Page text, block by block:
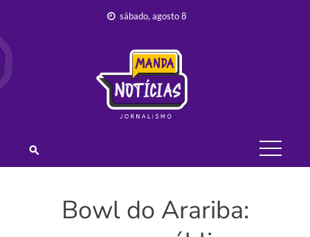
content
sábado, agosto 8
JORNALISMO –
MANDA
NOTÍCIAS
Bowl do Arariba: